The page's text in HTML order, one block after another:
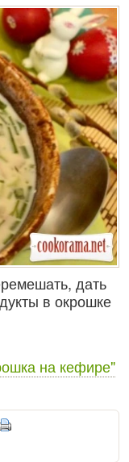
дать
в окрошке
на кефире"